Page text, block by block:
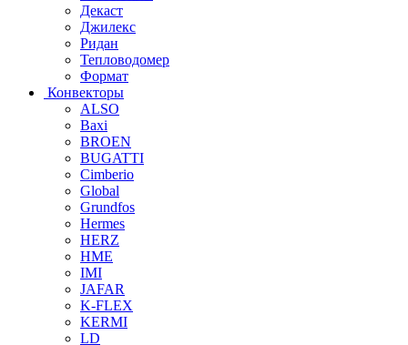
Декаст
Джилекс
Ридан
Тепловодомер
Формат
Конвекторы
ALSO
Baxi
BROEN
BUGATTI
Cimberio
Global
Grundfos
Hermes
HERZ
HME
IMI
JAFAR
K-FLEX
KERMI
LD